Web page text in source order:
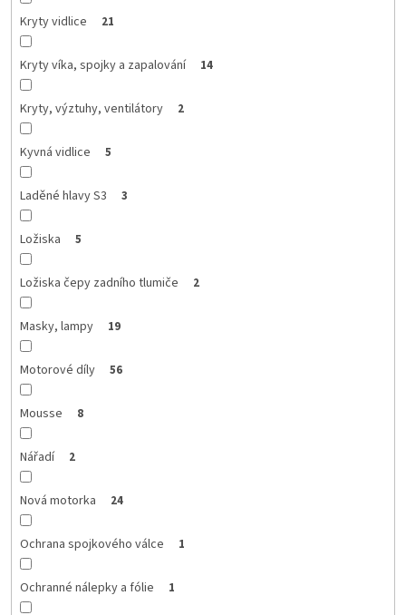
Kryty vidlice 21
Kryty víka, spojky a zapalování 14
Kryty, výztuhy, ventilátory 2
Kyvná vidlice 5
Laděné hlavy S3 3
Ložiska 5
Ložiska čepy zadního tlumiče 2
Masky, lampy 19
Motorové díly 56
Mousse 8
Nářadí 2
Nová motorka 24
Ochrana spojkového válce 1
Ochranné nálepky a fólie 1